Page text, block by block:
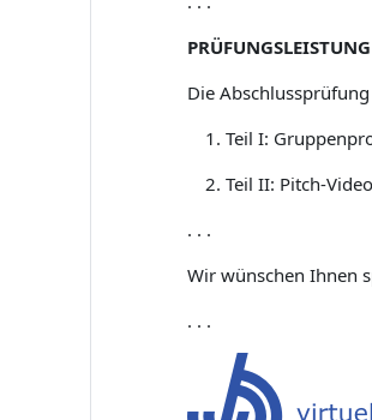
PRÜFUNGSLEISTUNG
Die
Teil I:
Teil II: Pitch-
. . .
Wir wünschen Ihnen
. . .